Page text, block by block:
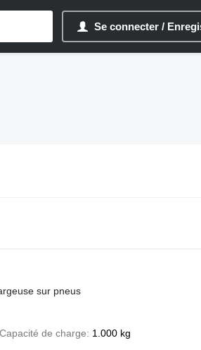
Se connecter /
sur pneus
Capacité de charge 1.000 kg